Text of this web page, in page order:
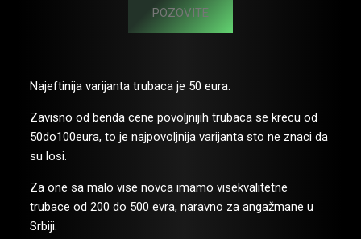
POZOVITE
Najeftinija varijanta trubaca je 50 eura.
Zavisno od benda cene povoljnijih trubaca se krecu od
50do100eura, to je najpovoljnija varijanta sto ne znaci da
su losi.
Za one sa malo vise novca imamo visekvalitetne
trubace od 200 do 500 evra, naravno za angažmane u
Srbiji.